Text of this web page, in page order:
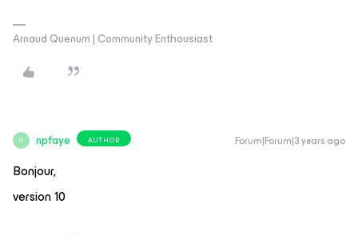
Arnaud Quenum | Community Enthousiast
N npfaye AUTHOR Forum|Forum|3 years ago
Bonjour,
version 10